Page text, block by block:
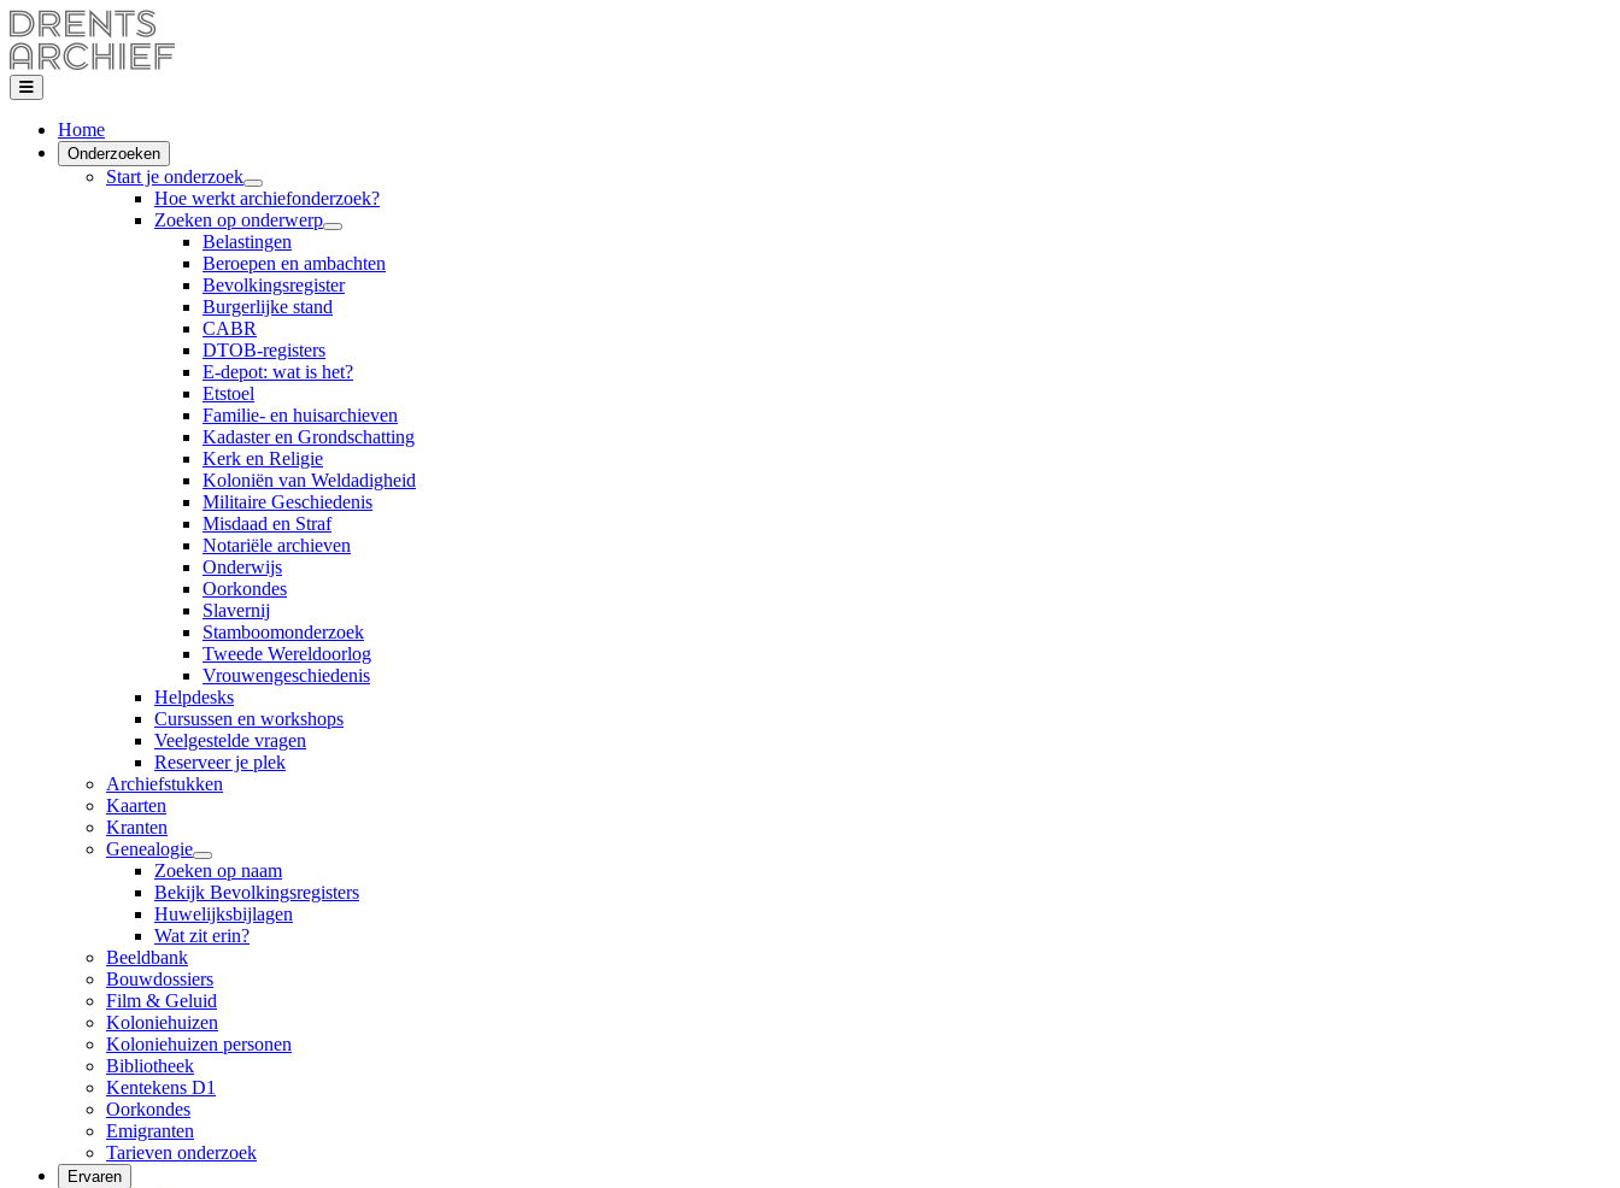
Home
Onderzoeken
Start je onderzoek
Hoe werkt archiefonderzoek?
Zoeken op onderwerp
Belastingen
Beroepen en ambachten
Bevolkingsregister
Burgerlijke stand
CABR
DTOB-registers
E-depot: wat is het?
Etstoel
Familie- en huisarchieven
Kadaster en Grondschatting
Kerk en Religie
Koloniën van Weldadigheid
Militaire Geschiedenis
Misdaad en Straf
Notariële archieven
Onderwijs
Oorkondes
Slavernij
Stamboomonderzoek
Tweede Wereldoorlog
Vrouwengeschiedenis
Helpdesks
Cursussen en workshops
Veelgestelde vragen
Reserveer je plek
Archiefstukken
Kaarten
Kranten
Genealogie
Zoeken op naam
Bekijk Bevolkingsregisters
Huwelijksbijlagen
Wat zit erin?
Beeldbank
Bouwdossiers
Film & Geluid
Koloniehuizen
Koloniehuizen personen
Bibliotheek
Kentekens D1
Oorkondes
Emigranten
Tarieven onderzoek
Ervaren